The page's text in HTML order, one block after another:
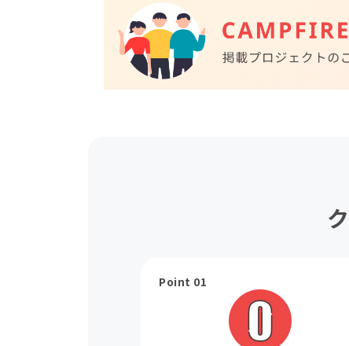
Point 01